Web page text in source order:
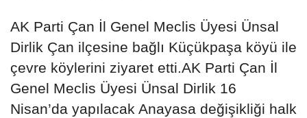
AK Parti Çan İl Genel Meclis Üyesi Ünsal
Dirlik Çan ilçesine bağlı Küçükpaşa köyü ile
çevre köylerini ziyaret etti.AK Parti Çan İl
Genel Meclis Üyesi Ünsal Dirlik 16
Nisan’da yapılacak Anayasa değişikliği halk